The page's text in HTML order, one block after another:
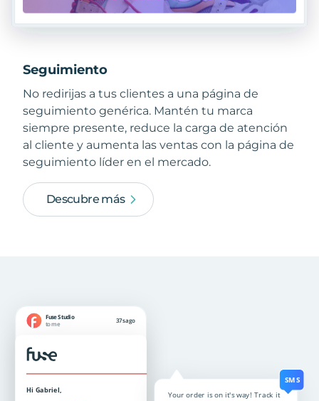
Seguimiento
No redirijas a tus clientes a una página de
seguimiento genérica. Mantén tu marca
siempre presente, reduce la carga de atención
al cliente y aumenta las ventas con la página de
seguimiento líder en el mercado.
Descubre más